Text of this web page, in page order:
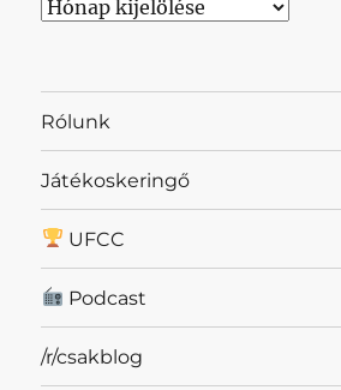
Archívum
Rólunk
Játékoskeringő
UFCC
Podcast
/r/csakblog